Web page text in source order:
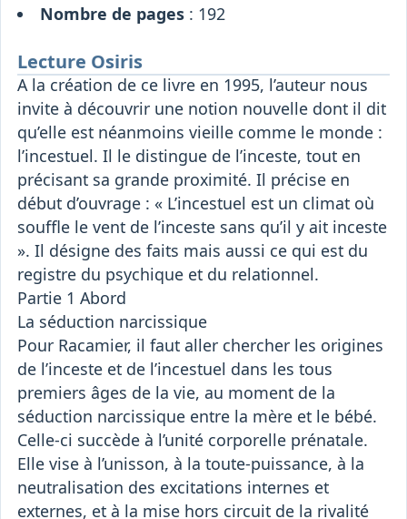
Nombre de pages: 192
Lecture Osiris
A la création de ce livre en 1995, l’auteur nous
invite à découvrir une notion nouvelle dont il dit
qu’elle est néanmoins vieille comme le monde :
l’incestuel. Il le distingue de l’inceste, tout en
précisant sa grande proximité. Il précise en
début d’ouvrage : « L’incestuel est un climat où
souffle le vent de l’inceste sans qu’il y ait inceste
». Il désigne des faits mais aussi ce qui est du
registre du psychique et du relationnel.
Partie 1 Abord
La séduction narcissique
Pour Racamier, il faut aller chercher les origines
de l’inceste et de l’incestuel dans les tous
premiers âges de la vie, au moment de la
séduction narcissique entre la mère et le bébé.
Celle-ci succède à l’unité corporelle prénatale.
Elle vise à l’unisson, à la toute-puissance, à la
neutralisation des excitations internes et
externes, et à la mise hors circuit de la rivalité